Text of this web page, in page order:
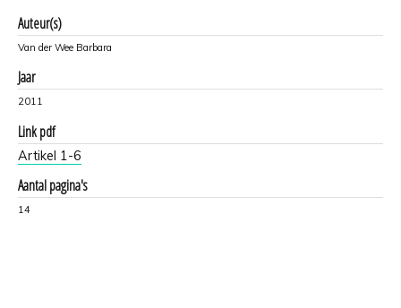
Auteur(s)
Van der Wee Barbara
Jaar
2011
Link pdf
Artikel 1-6
Aantal pagina's
14